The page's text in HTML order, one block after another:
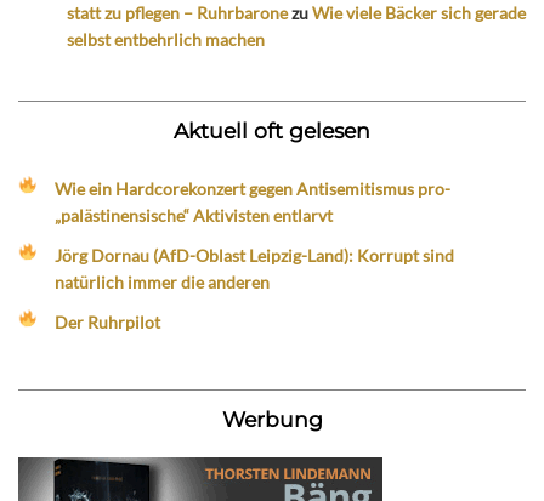
statt zu pflegen – RuhrbaronezuWie viele Bäcker sich gerade
selbst entbehrlich machen
Aktuell oft gelesen
Wie ein Hardcorekonzert gegen Antisemitismus pro-
„palästinensische“ Aktivisten entlarvt
Jörg Dornau (AfD-Oblast Leipzig-Land): Korrupt sind
natürlich immer die anderen
Der Ruhrpilot
Werbung